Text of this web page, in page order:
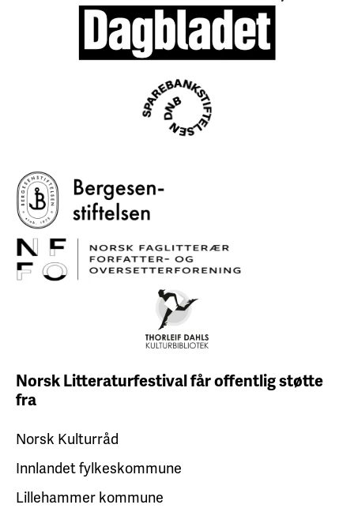
Norsk Litteraturfestival fåroffentlig støtte
fra
Norsk Kulturråd
Innlandet fylkeskommune
Lillehammer kommune